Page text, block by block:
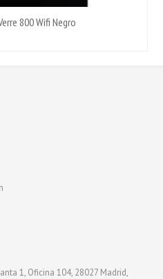
800 Wifi Negro
1, Oficina 104, 28027 Madrid,